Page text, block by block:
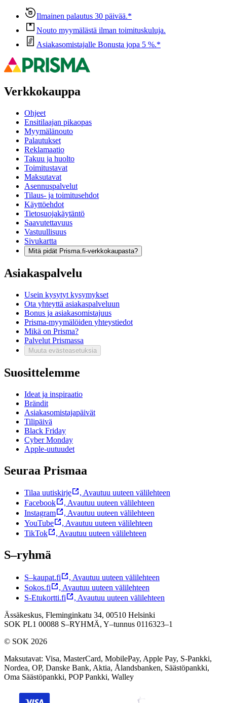
Ilmainen palautus 30 päivää.*
Nouto myymälästä ilman toimituskuluja.
Asiakasomistajalle Bonusta jopa 5 %.*
Verkkokauppa
Ohjeet
Ensitilaajan pikaopas
Myymälänouto
Palautukset
Reklamaatio
Takuu ja huolto
Toimitustavat
Maksutavat
Asennuspalvelut
Tilaus- ja toimitusehdot
Käyttöehdot
Tietosuojakäytäntö
Saavutettavuus
Vastuullisuus
Sivukartta
Mitä pidät Prisma.fi-verkkokaupasta?
Asiakaspalvelu
Usein kysytyt kysymykset
Ota yhteyttä asiakaspalveluun
Bonus ja asiakasomistajuus
Prisma-myymälöiden yhteystiedot
Mikä on Prisma?
Palvelut Prismassa
Muuta evästeasetuksia
Suosittelemme
Ideat ja inspiraatio
Brändit
Asiakasomistajapäivät
Tilipäivä
Black Friday
Cyber Monday
Apple-uutuudet
Seuraa Prismaa
Tilaa uutiskirje , Avautuu uuteen välilehteen
Facebook
, Avautuu uuteen välilehteen
Instagram
, Avautuu uuteen välilehteen
YouTube
, Avautuu uuteen välilehteen
TikTok
, Avautuu uuteen välilehteen
S–ryhmä
S–kaupat.fi , Avautuu uuteen välilehteen
Sokos.fi
, Avautuu uuteen välilehteen
S-Etukortti.fi
, Avautuu uuteen välilehteen
Ässäkeskus, Fleminginkatu 34, 00510 Helsinki
SOK PL1 00088 S–RYHMÄ, Y–tunnus 0116323–1
© SOK 2026
Maksutavat: Visa, MasterCard, MobilePay, Apple Pay, S-Pankki,
Nordea, OP, Danske Bank, Aktia, Ålandsbanken, Säästöpankki,
Oma Säästöpankki, POP Pankki, Walley